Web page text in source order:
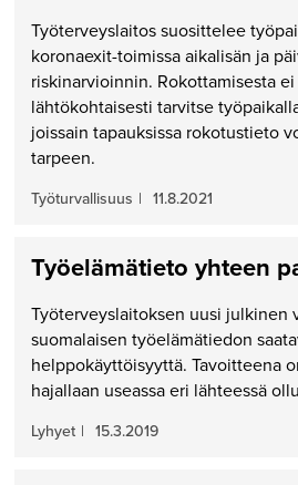
Työterveyslaitos suosittelee
koronaexit-toimissa aikalisän ja
riskinarvioinnin. Rokottamisesta
lähtökohtaisesti tarvitse
joissain tapauksissa rokotustieto
tarpeen.
Työturvallisuus | 11.8.2021
Työelämätieto yhteen
Työterveyslaitoksen uusi julkinen
suomalaisen työelämätiedon
helppokäyttöisyyttä. Tavoitteena
hajallaan useassa eri lähteessä
Lyhyet | 15.3.2019